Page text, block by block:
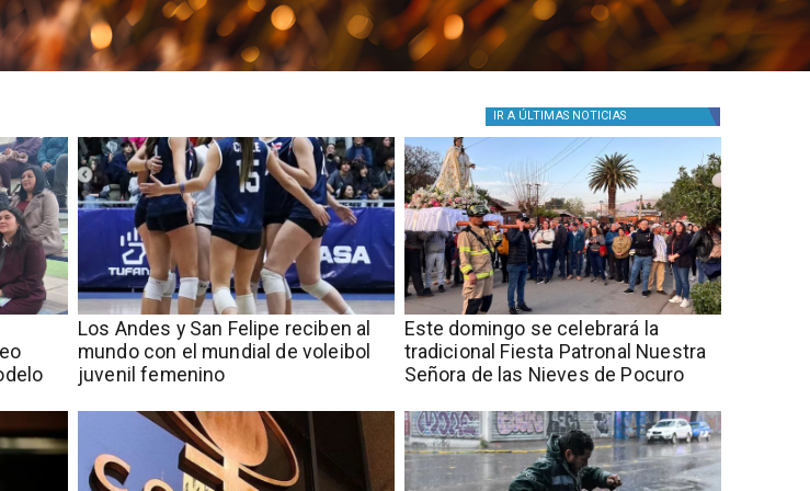
IR A ÚLTIMAS NOTICIAS
​​Los Andes y San Felipe reciben al
mundo con el mundial de voleibol
juvenil femenino
Este domingo se celebrará la
tradicional Fiesta Patronal Nuestra
Señora de las Nieves de Pocuro